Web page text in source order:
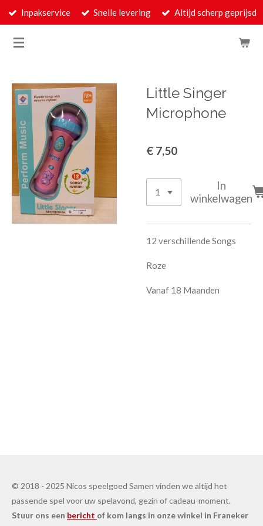
Ga
naar
Inpakservice Snelle levering Altijd scherp geprijsd
Little Singer
Microphone
€ 7,50
In
winkelwagen
12 verschillende Songs
Roze
Vanaf 18 Maanden
© 2018 - 2025 Nicos speelgoed Samen vinden we altijd het
passende spel voor uw spelavond, gezin of cadeau-moment.
Stuur ons een bericht of kom langs in onze winkel in Franeker